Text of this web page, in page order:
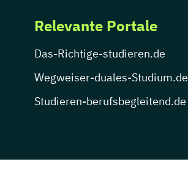
Relevante Portale
Das-Richtige-studieren.de
Wegweiser-duales-Studium.de
Studieren-berufsbegleitend.de